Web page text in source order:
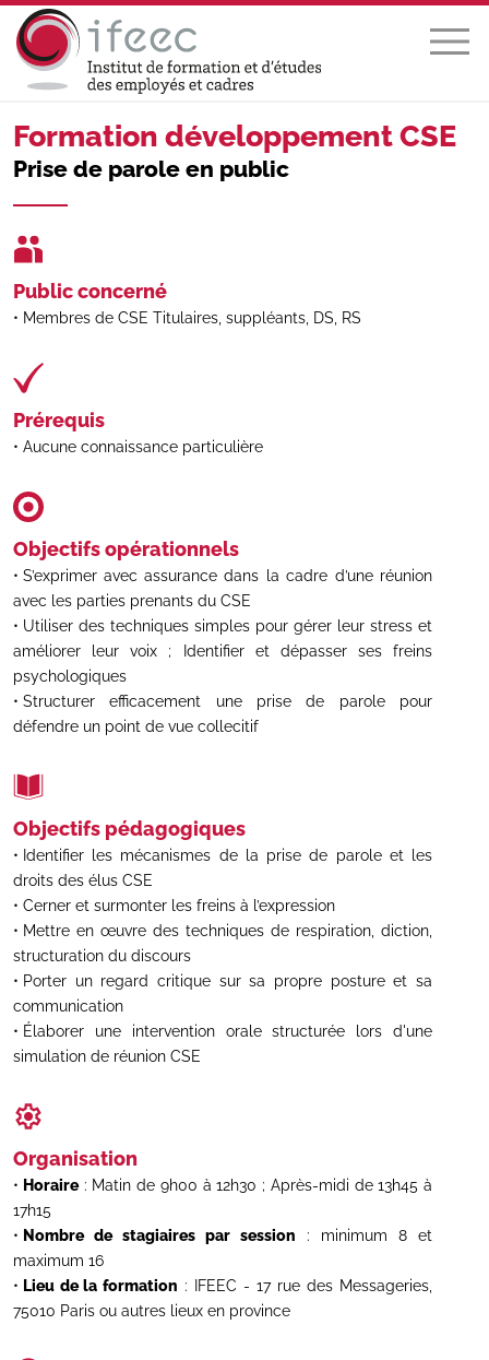
Formation développement CSE
Prise de parole en public
Public concerné
Membres de CSE Titulaires, suppléants, DS, RS
Prérequis
Aucune connaissance particulière
Objectifs opérationnels
S’exprimer avec assurance dans la cadre d’une réunion
avec les parties prenants du CSE
Utiliser des techniques simples pour gérer leur stress et
améliorer leur voix ; Identifier et dépasser ses freins
psychologiques
Structurer efficacement une prise de parole pour
défendre un point de vue collecitif
Objectifs pédagogiques
Identifier les mécanismes de la prise de parole et les
droits des élus CSE
Cerner et surmonter les freins à l’expression
Mettre en œuvre des techniques de respiration, diction,
structuration du discours
Porter un regard critique sur sa propre posture et sa
communication
Élaborer une intervention orale structurée lors d'une
simulation de réunion CSE
Organisation
Horaire: Matin de 9h00 à 12h30 ; Après-midi de 13h45 à
17h15
Nombre de stagiaires par session : minimum 8 et
maximum 16
Lieu de la formation : IFEEC - 17 rue des Messageries,
75010 Paris ou autres lieux en province